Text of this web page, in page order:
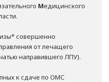
Медицинского
совершенно
от лечащего
направившего ЛПУ).
к сдаче по ОМС